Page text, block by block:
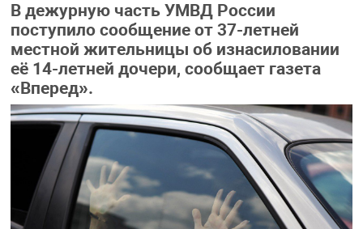
В дежурную часть УМВД России
поступило сообщение от 37-летней
местной жительницы об изнасиловании
её 14-летней дочери, сообщает газета
«Вперед».